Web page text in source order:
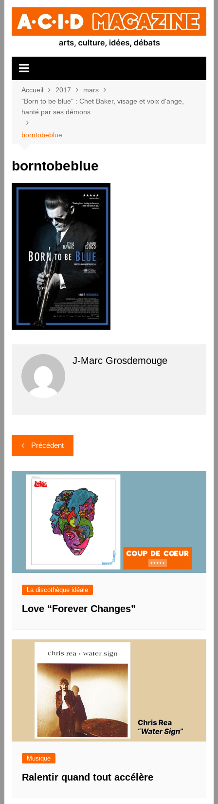
Aller
contenu
Accueil 2017
mars
"Born to be blue" : Chet Baker, visage et voix d'ange,
hanté par ses démons
borntobeblue
borntobeblue
J-Marc Grosdemouge
Navigation
de
l’article
Précédent
La discothèque idéale
Love “Forever Changes”
Musique
Ralentir quand tout accélère